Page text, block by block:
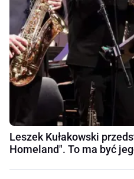
Leszek Kułakowski
Homeland". To ma być